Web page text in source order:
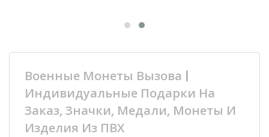
Военные Монеты Вызова |
Индивидуальные Подарки На
Заказ, Значки, Медали, Монеты И
Изделия Из ПВХ